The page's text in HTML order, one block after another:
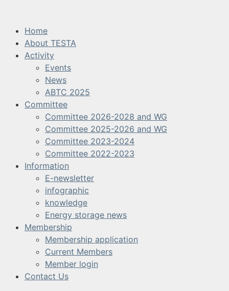
เนื้อหา
Home
About TESTA
Activity
Events
News
ABTC 2025
Committee
Committee 2026-2028 and WG
Committee 2025-2026 and WG
Committee 2023-2024
Committee 2022-2023
Information
E-newsletter
infographic
knowledge
Energy storage news
Membership
Membership application
Current Members
Member login
Contact Us